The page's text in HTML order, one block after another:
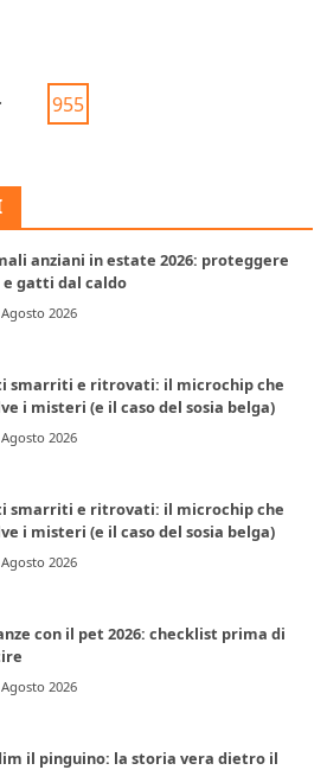
955
anziani in estate 2026: proteggere
e gatti dal caldo
2026
smarriti e ritrovati: il microchip che
i misteri (e il caso del sosia belga)
Agosto 2026
smarriti e ritrovati: il microchip che
i misteri (e il caso del sosia belga)
Agosto 2026
con il pet 2026: checklist prima di
2026
il pinguino: la storia vera dietro il